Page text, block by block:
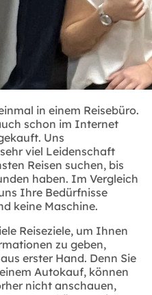
in einem Reisebüro.
schon im Internet
Uns
viel Leidenschaft
Reisen suchen, bis
haben. Im Vergleich
Ihre Bedürfnisse
keine Maschine.
Reiseziele, um Ihnen
zu geben,
erster Hand. Denn Sie
Autokauf, können
nicht anschauen,